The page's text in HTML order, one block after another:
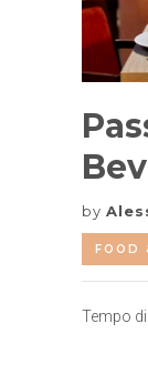
by
FOOD
Tempo